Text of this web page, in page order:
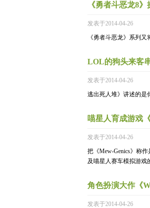
《勇者斗恶龙8
发表于2014-04-26
《勇者斗恶龙》系列
LOL的狗头来客
发表于2014-04-26
逃出死人堆》讲述的是
喵星人育成游戏
发表于2014-04-26
把《Mew-Genics》称
及喵星人赛车模拟游戏
角色扮演大作《
发表于2014-04-26